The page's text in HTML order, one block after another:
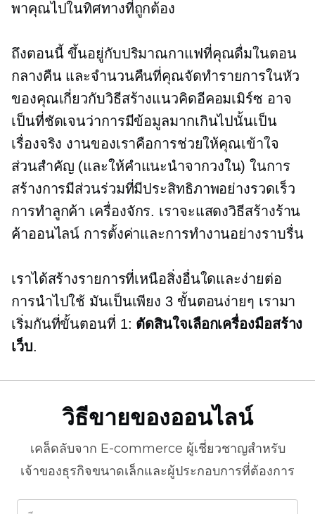
พาคุณไปในทิศทางที่ถูกต้อง
ถึงตอนนี้ ขึ้นอยู่กับปริมาณกาแฟที่คุณดื่มในตอน
กลางคืน และจำนวนคืนที่คุณจัดทำรายการในหัว
ของคุณเกี่ยวกับวิธีสร้างแนวคิดอีคอมเมิร์ซ อาจ
เป็นที่ชัดเจนว่าการมีข้อมูลมากเกินไปนั้นเป็น
เรื่องจริง งานของเราคือการช่วยให้คุณเข้าใจ
ส่วนสำคัญ (และให้คำแนะนำจากวงใน) ในการ
สร้างการมีส่วนร่วมที่มีประสิทธิภาพอย่างรวดเร็ว
การทำลูกค้า เครื่องจักร. เราจะแสดงวิธีสร้างร้าน
ค้าออนไลน์ การตั้งค่าและการทำงานอย่างราบรื่น
เราได้สร้างรายการที่เหนือสิ่งอื่นใดและง่ายต่อ
การนำไปใช้ มันเป็นเพียง 3 ขั้นตอนง่ายๆ เรามา
เริ่มกันที่ขั้นตอนที่ 1: ตัดสินใจเลือกเครื่องมือสร้าง
เว็บ.
วิธีขายของออนไลน์
เคล็ดลับจาก E-commerce ผู้เชี่ยวชาญสำหรับ
เจ้าของธุรกิจขนาดเล็กและผู้ประกอบการที่ต้องการ